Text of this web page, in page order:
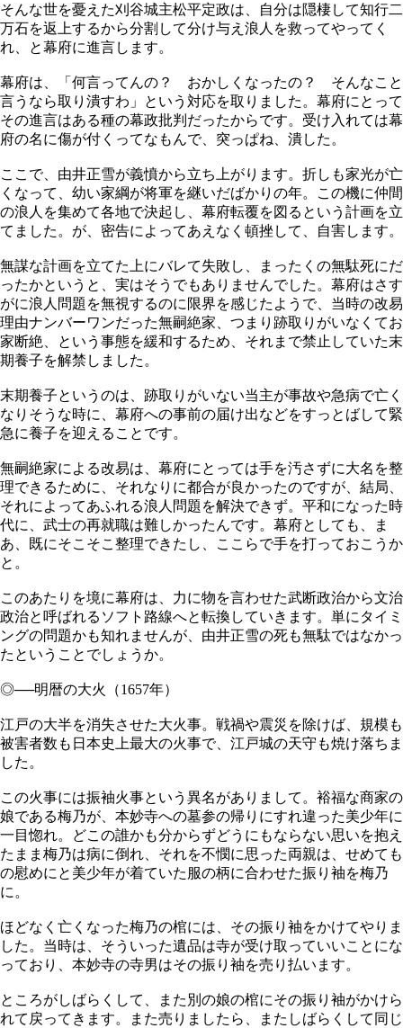
そんな世を憂えた刈谷城主松平定政は、自分は隠棲して知行二
万石を返上するから分割して分け与え浪人を救ってやってく
れ、と幕府に進言します。
幕府は、「何言ってんの？ おかしくなったの？ そんなこと
言うなら取り潰すわ」という対応を取りました。幕府にとって
その進言はある種の幕政批判だったからです。受け入れては幕
府の名に傷が付くってなもんで、突っぱね、潰した。
ここで、由井正雪が義憤から立ち上がります。折しも家光が亡
くなって、幼い家綱が将軍を継いだばかりの年。この機に仲間
の浪人を集めて各地で決起し、幕府転覆を図るという計画を立
てました。が、密告によってあえなく頓挫して、自害します。
無謀な計画を立てた上にバレて失敗し、まったくの無駄死にだ
ったかというと、実はそうでもありませんでした。幕府はさす
がに浪人問題を無視するのに限界を感じたようで、当時の改易
理由ナンバーワンだった無嗣絶家、つまり跡取りがいなくてお
家断絶、という事態を緩和するため、それまで禁止していた末
期養子を解禁しました。
末期養子というのは、跡取りがいない当主が事故や急病で亡く
なりそうな時に、幕府への事前の届け出などをすっとばして緊
急に養子を迎えることです。
無嗣絶家による改易は、幕府にとっては手を汚さずに大名を整
理できるために、それなりに都合が良かったのですが、結局、
それによってあふれる浪人問題を解決できず。平和になった時
代に、武士の再就職は難しかったんです。幕府としても、ま
あ、既にそこそこ整理できたし、ここらで手を打っておこうか
と。
このあたりを境に幕府は、力に物を言わせた武断政治から文治
政治と呼ばれるソフト路線へと転換していきます。単にタイミ
ングの問題かも知れませんが、由井正雪の死も無駄ではなかっ
たということでしょうか。
◎──明暦の大火（1657年）
江戸の大半を消失させた大火事。戦禍や震災を除けば、規模も
被害者数も日本史上最大の火事で、江戸城の天守も焼け落ちま
した。
この火事には振袖火事という異名がありまして。裕福な商家の
娘である梅乃が、本妙寺への墓参の帰りにすれ違った美少年に
一目惚れ。どこの誰かも分からずどうにもならない思いを抱え
たまま梅乃は病に倒れ、それを不憫に思った両親は、せめても
の慰めにと美少年が着ていた服の柄に合わせた振り袖を梅乃
に。
ほどなく亡くなった梅乃の棺には、その振り袖をかけてやりま
した。当時は、そういった遺品は寺が受け取っていいことにな
っており、本妙寺の寺男はその振り袖を売り払います。
ところがしばらくして、また別の娘の棺にその振り袖がかけら
れて戻ってきます。また売りましたら、またしばらくして同じ